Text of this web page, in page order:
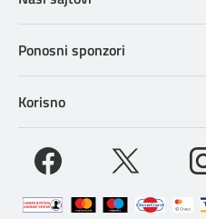
Ponosni sponzori
Korisno